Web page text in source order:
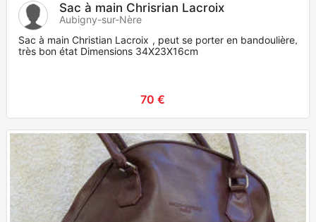
Sac à main Chrisrian Lacroix
Aubigny-sur-Nère
Sac à main Christian Lacroix , peut se porter en bandoulière,
très bon état Dimensions 34X23X16cm
70 €